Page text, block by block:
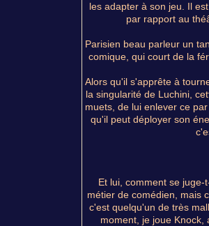
les adapter à son jeu. Il
par rapport au
Parisien beau parleur un
comique, qui court de la
Alors qu'il s'apprête à
la singularité de Luchini,
muets, de lui enlever ce
qu'il peut déployer son
Et lui, comment se
métier de comédien, mais
c'est quelqu'un de très
moment, je joue